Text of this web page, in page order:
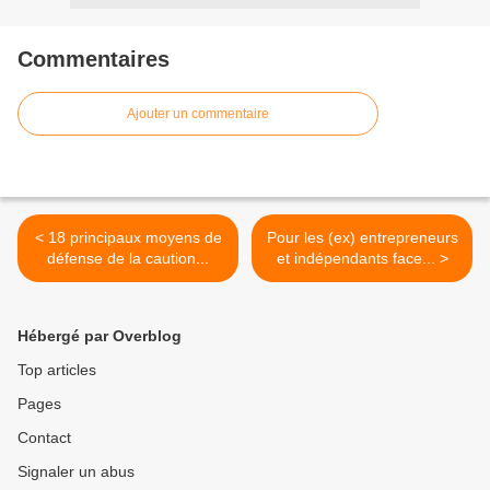
Commentaires
Ajouter un commentaire
< 18 principaux moyens de
défense de la caution...
Pour les (ex) entrepreneurs
et indépendants face... >
Hébergé par Overblog
Top articles
Pages
Contact
Signaler un abus